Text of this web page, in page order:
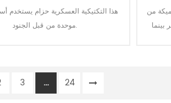
هذا التكتيكية العسكرية حزام يستخدم
موحدة من قبل الجنود.
من
بينما
3 ... 24